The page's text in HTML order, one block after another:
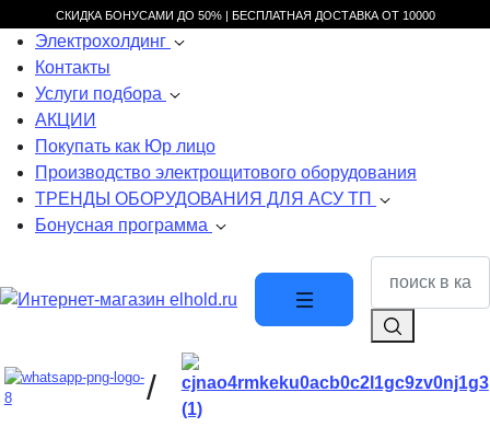
СКИДКА БОНУСАМИ ДО 50% | БЕСПЛАТНАЯ ДОСТАВКА ОТ 10000
Электрохолдинг
Контакты
Услуги подбора
АКЦИИ
Покупать как Юр лицо
Производство электрощитового оборудования
ТРЕНДЫ ОБОРУДОВАНИЯ ДЛЯ АСУ ТП
Бонусная программа
/